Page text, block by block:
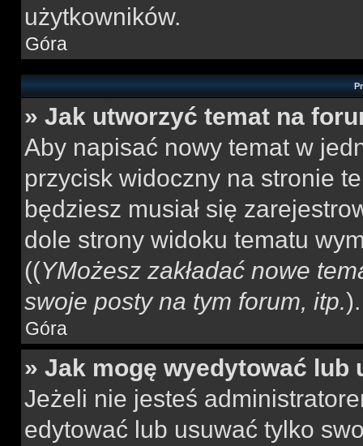
użytkowników.
Góra
» Jak utworzyć temat na
Aby napisać nowy temat w
przycisk widoczny na stronie
będziesz musiał się
dole strony widoku tematu
((YMożesz zakładać nowe
swoje posty na tym forum, itp.).
Góra
» Jak mogę wyedytować lub
Jeżeli nie jesteś
edytować lub usuwać tylko